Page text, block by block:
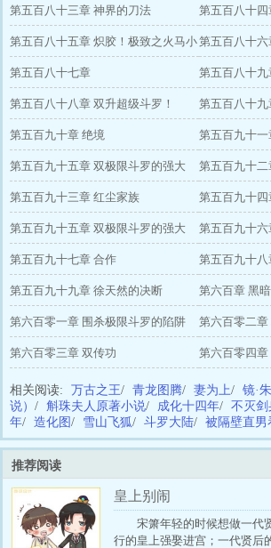
第五百八十三章 神界的刀法 第五百八十
第五百八十五章 炽胶！极致之火马小
桃
第五百八十六
第五百八十七章 第五百八十九
第五百八十八章 双升超级斗罗！ 第五百八十九
第五百九十章 绝境 第五百九十
第五百九十五章 双极限斗罗的强大 第五百九十二
第五百九十三章 红尘家族 第五百九十
第五百九十五章 双极限斗罗的强大 第五百九十
第五百九十七章 合作 第五百九十
第五百九十九章 徐天然的决断 第六百章 黑
第六百零一章 围杀极限斗罗的陷阱 第六百零二章
第六百零三章 双传功 第六百零四章
相关阅读: 万古之王/ 青龙图腾/ 妻为上/ 镜·
说） / 斛珠夫人原著小说/ 成化十四年/ 不灭剑
年/ 造化图 / 雪山飞狐/ 斗罗大陆/ 被隔壁直男
推荐阅读
皇上别闹
宋箫年轻的时候想做一代
行的皇上强娶进宫；一代贤后